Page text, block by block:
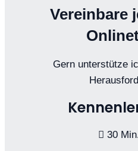
Vereinbare
Gern unterstütze
30